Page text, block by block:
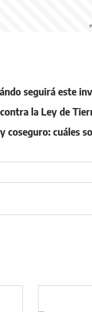
seguirá este
la Ley de
coseguro: cuáles